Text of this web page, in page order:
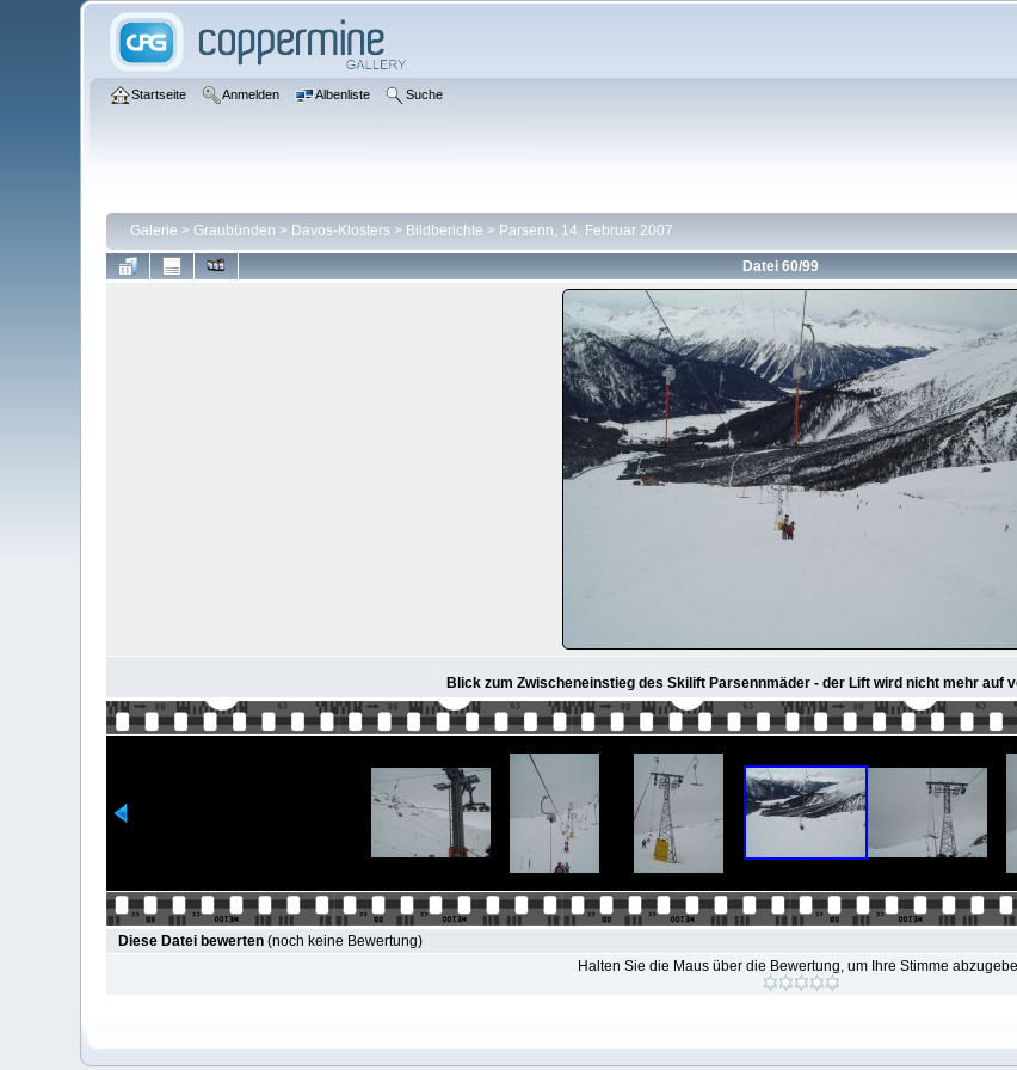
Startseite Anmelden Albenliste Suche
Galerie > Graubünden > Davos-Klosters> Bildberichte > Parsenn, 14. Februar 2007
Datei 60/99
Blick zum Zwischeneinstieg des Skilift Parsennmäder - der Lift wird nicht mehr auf
Diese Datei bewerten(noch keine Bewertung)
Halten Sie die Maus über die Bewertung, um Ihre Stimme